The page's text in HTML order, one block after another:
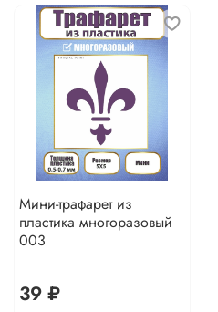
Мини-трафарет из
пластика многоразовый
003
39 ₽